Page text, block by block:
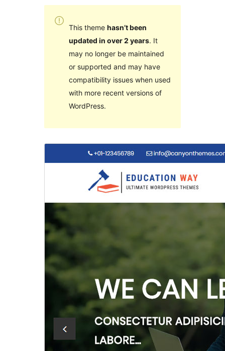
This theme hasn’t been
updated in over 2 years. It
may no longer be maintained
or supported and may have
compatibility issues when used
with more recent versions of
WordPress.